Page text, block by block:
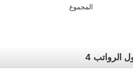
المجموع
الرواتب 4